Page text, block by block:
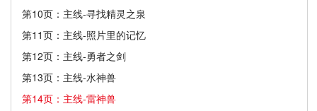
第10页：主线-寻找精灵之泉
第11页：主线-照片里的记忆
第12页：主线-勇者之剑
第13页：主线-水神兽
第14页：主线-雷神兽